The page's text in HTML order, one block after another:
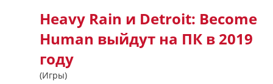
Heavy Rain и Detroit: Become
Human выйдут на ПК в 2019
году
(Игры)